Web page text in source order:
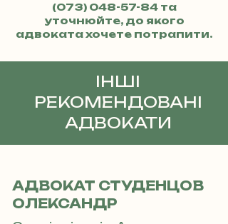
(073) 048-57-84та
уточнюйте, до якого
адвоката хочете потрапити.
ІНШІ
РЕКОМЕНДОВАНІ
АДВОКАТИ
АДВОКАТ СТУДЕНЦОВ
ОЛЕКСАНДР